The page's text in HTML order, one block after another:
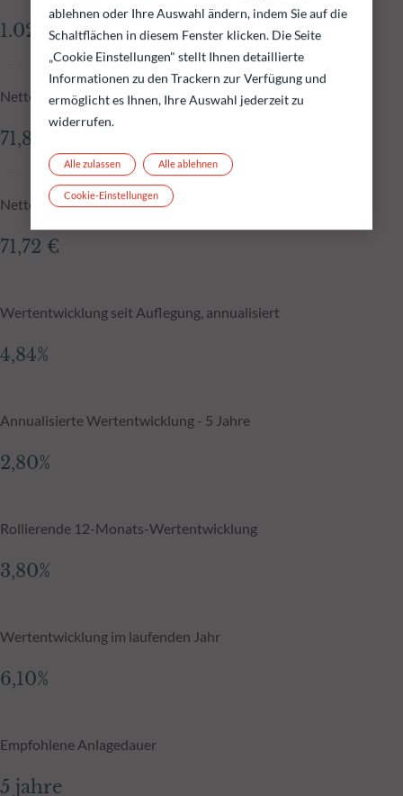
1.028,89 Mio.€
Nettoinventarwert zum 06.08.2026
71,86 €
Nettoinventarwert N-1
71,72 €
Wertentwicklung seit Auflegung, annualisiert
4,84%
Annualisierte Wertentwicklung - 5 Jahre
2,80%
Rollierende 12-Monats-Wertentwicklung
3,80%
Wertentwicklung im laufenden Jahr
6,10%
Empfohlene Anlagedauer
5 jahre
ablehnen oder Ihre Auswahl ändern, indem Sie auf die
Schaltflächen in diesem Fenster klicken. Die Seite
„Cookie Einstellungen" stellt Ihnen detaillierte
Informationen zu den Trackern zur Verfügung und
ermöglicht es Ihnen, Ihre Auswahl jederzeit zu
widerrufen.
Alle ablehnen
Alle zulassen
Cookie-Einstellungen